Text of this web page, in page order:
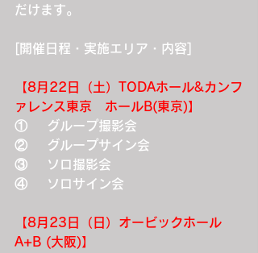
だけます。
[開催日程・実施エリア・内容]
【8月22日（土）TODAホール&カンフ
ァレンス東京　ホールB(東京)】
①    グループ撮影会
②    グループサイン会
③    ソロ撮影会
④    ソロサイン会
【8月23日（日）オービックホール
A+B (大阪)】